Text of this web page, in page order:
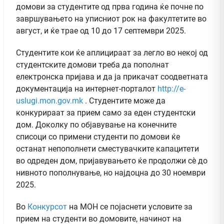
домови за студентите од прва година ќе почне по
завршувањето на уписниот рок на факултетите во
август, и ќе трае од 10 до 17 септември 2025.
Студентите кои ќе аплицираат за легло во некој од
студентските домови треба да пополнат
електронска пријава и да ја прикачат соодветната
документација на интернет-порталот http://e-
uslugi.mon.gov.mk . Студентите може да
конкурираат за прием само за еден студентски
дом. Доколку по објавување на конечните
списоци со примени студенти по домови ќе
останат непополнети сместувачките капацитети
во одреден дом, пријавувањето ќе продолжи сè до
нивното пополнување, но најдоцна до 30 ноември
2025.
Во Конкурсот на МОН се појаснети условите за
прием на студенти во домовите, начинот на